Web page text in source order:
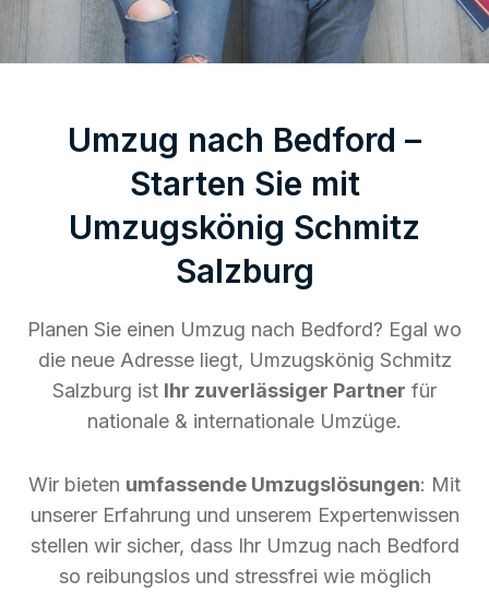
Umzug nach Bedford –
Starten Sie mit
Umzugskönig Schmitz
Salzburg
Planen Sie einen Umzug nach Bedford? Egal wo
die neue Adresse liegt, Umzugskönig Schmitz
Salzburg ist Ihr zuverlässiger Partner für
nationale & internationale Umzüge.
Wir bieten umfassende Umzugslösungen: Mit
unserer Erfahrung und unserem Expertenwissen
stellen wir sicher, dass Ihr Umzug nach Bedford
so reibungslos und stressfrei wie möglich